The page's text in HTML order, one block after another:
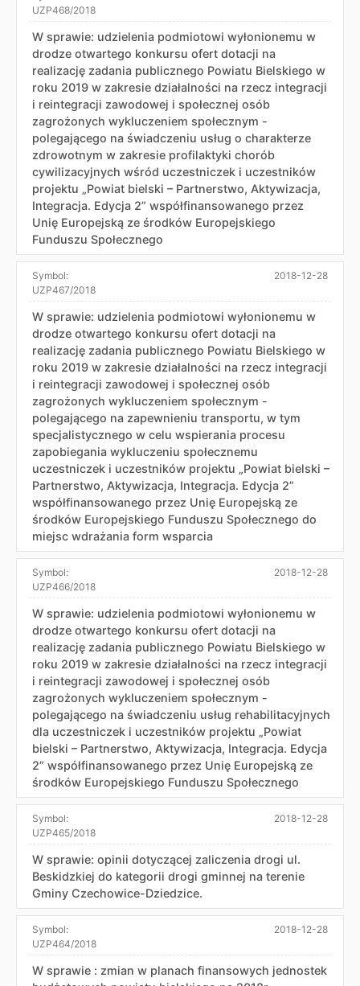
UZP468/2018
W sprawie: udzielenia podmiotowi wyłonionemu w
drodze otwartego konkursu ofert dotacji na
realizację zadania publicznego Powiatu Bielskiego w
roku 2019 w zakresie działalności na rzecz integracji
i reintegracji zawodowej i społecznej osób
zagrożonych wykluczeniem społecznym -
polegającego na świadczeniu usług o charakterze
zdrowotnym w zakresie profilaktyki chorób
cywilizacyjnych wśród uczestniczek i uczestników
projektu „Powiat bielski – Partnerstwo, Aktywizacja,
Integracja. Edycja 2” współfinansowanego przez
Unię Europejską ze środków Europejskiego
Funduszu Społecznego
Symbol:
UZP467/2018
2018-12-28
W sprawie: udzielenia podmiotowi wyłonionemu w
drodze otwartego konkursu ofert dotacji na
realizację zadania publicznego Powiatu Bielskiego w
roku 2019 w zakresie działalności na rzecz integracji
i reintegracji zawodowej i społecznej osób
zagrożonych wykluczeniem społecznym -
polegającego na zapewnieniu transportu, w tym
specjalistycznego w celu wspierania procesu
zapobiegania wykluczeniu społecznemu
uczestniczek i uczestników projektu „Powiat bielski –
Partnerstwo, Aktywizacja, Integracja. Edycja 2”
współfinansowanego przez Unię Europejską ze
środków Europejskiego Funduszu Społecznego do
miejsc wdrażania form wsparcia
Symbol:
UZP466/2018
2018-12-28
W sprawie: udzielenia podmiotowi wyłonionemu w
drodze otwartego konkursu ofert dotacji na
realizację zadania publicznego Powiatu Bielskiego w
roku 2019 w zakresie działalności na rzecz integracji
i reintegracji zawodowej i społecznej osób
zagrożonych wykluczeniem społecznym -
polegającego na świadczeniu usług rehabilitacyjnych
dla uczestniczek i uczestników projektu „Powiat
bielski – Partnerstwo, Aktywizacja, Integracja. Edycja
2” współfinansowanego przez Unię Europejską ze
środków Europejskiego Funduszu Społecznego
Symbol:
UZP465/2018
2018-12-28
W sprawie: opinii dotyczącej zaliczenia drogi ul.
Beskidzkiej do kategorii drogi gminnej na terenie
Gminy Czechowice-Dziedzice.
Symbol:
UZP464/2018
2018-12-28
W sprawie : zmian w planach finansowych jednostek